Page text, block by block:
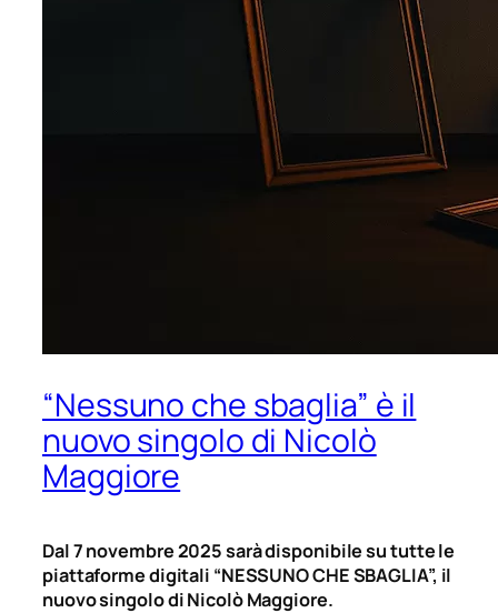
“Nessuno che sbaglia” è il
nuovo singolo di Nicolò
Maggiore
Dal 7 novembre 2025 sarà disponibile su tutte le
piattaforme digitali “NESSUNO CHE SBAGLIA”, il
nuovo singolo di Nicolò Maggiore.